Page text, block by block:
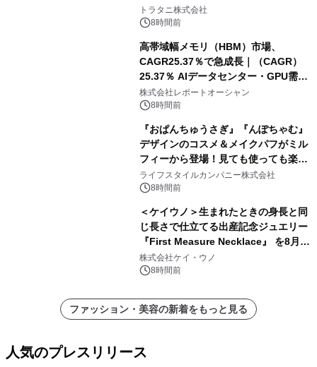
トラタニ株式会社
8時間前
高帯域幅メモリ（HBM）市場、
CAGR25.37％で急成長｜（CAGR）
25.37％ AIデータセンター・GPU需要
拡大が2035年の市場成長を牽引
株式会社レポートオーシャン
8時間前
『おぱんちゅうさぎ』『んぽちゃむ』
デザインのコスメ＆メイクパフがミル
フィーから登場！見ても使っても楽し
い、ポップでキュートなコレクショ
ン。
ライフスタイルカンパニー株式会社
8時間前
＜ケイウノ＞生まれたときの身長と同
じ長さで仕立てる出産記念ジュエリー
『First Measure Necklace』 を8月14
日(金)に発売
株式会社ケイ・ウノ
8時間前
ファッション・美容の新着をもっと見る
人気のプレスリリース